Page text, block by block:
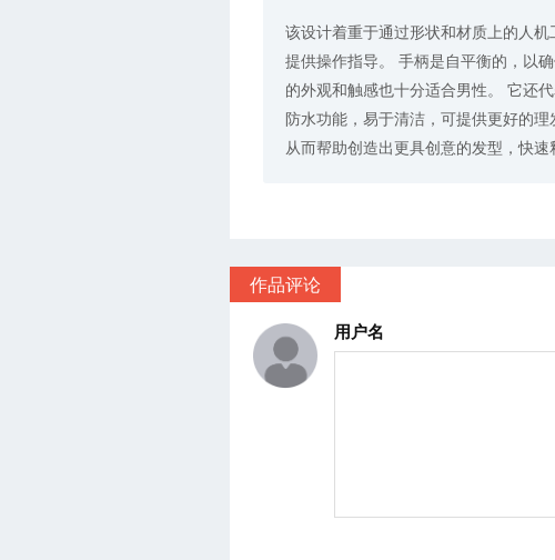
该设计着重于通过形状和材质上的人
提供操作指导。 手柄是自平衡的，以
的外观和触感也十分适合男性。 它还
防水功能，易于清洁，可提供更好的
从而帮助创造出更具创意的发型，快
作品评论
用户名